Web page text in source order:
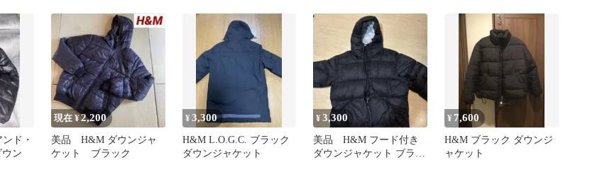
ド・
ン
現在 ¥2,200
美品 H&M ダウンジャ
ケット ブラック
¥3,300
H&M L.O.G.C. ブラック
ダウンジャケット
¥3,300
美品 H&M フード付き
ダウンジャケット ブラッ
¥ 7,600
H&M ブラック ダウンジ
ャケット